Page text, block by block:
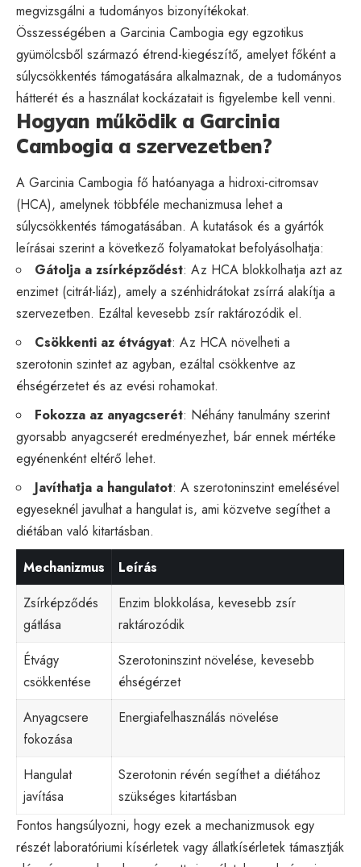
megvizsgálni a tudományos bizonyítékokat.
Összességében a Garcinia Cambogia egy egzotikus
gyümölcsből származó étrend-kiegészítő, amelyet főként a
súlycsökkentés támogatására alkalmaznak, de a tudományos
hátterét és a használat kockázatait is figyelembe kell venni.
Hogyan működik a Garcinia
Cambogia a szervezetben?
A Garcinia Cambogia fő hatóanyaga a hidroxi-citromsav
(HCA), amelynek többféle mechanizmusa lehet a
súlycsökkentés támogatásában. A kutatások és a gyártók
leírásai szerint a következő folyamatokat befolyásolhatja:
Gátolja a zsírképződést: Az HCA blokkolhatja azt az
enzimet (citrát-liáz), amely a szénhidrátokat zsírrá alakítja a
szervezetben. Ezáltal kevesebb zsír raktározódik el.
Csökkenti az étvágyat: Az HCA növelheti a
szerotonin szintet az agyban, ezáltal csökkentve az
éhségérzetet és az evési rohamokat.
Fokozza az anyagcserét: Néhány tanulmány szerint
gyorsabb anyagcserét eredményezhet, bár ennek mértéke
egyénenként eltérő lehet.
Javíthatja a hangulatot: A szerotoninszint emelésével
egyeseknél javulhat a hangulat is, ami közvetve segíthet a
diétában való kitartásban.
Mechanizmus
Leírás
Zsírképződés
gátlása
Enzim blokkolása, kevesebb zsír
raktározódik
Étvágy
csökkentése
Szerotoninszint növelése, kevesebb
éhségérzet
Anyagcsere
fokozása
Energiafelhasználás növelése
Hangulat
javítása
Szerotonin révén segíthet a diétához
szükséges kitartásban
Fontos hangsúlyozni, hogy ezek a mechanizmusok egy
részét laboratóriumi kísérletek vagy állatkísérletek támasztják